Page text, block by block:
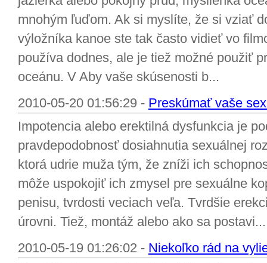
mnohým ľuďom. Ak si myslíte, že si vziať
výložníka kanoe ste tak často vidieť vo
používa dodnes, ale je tiež možné použiť
oceánu. V Aby vaše skúsenosti b...
2010-05-20 01:56:29 - Preskúmať vaše
Impotencia alebo erektilná dysfunkcia je
pravdepodobnosť dosiahnutia sexuálnej
ktorá udrie muža tým, že zníži ich
môže uspokojiť ich zmysel pre sexuálne
penisu, tvrdosti veciach veľa. Tvrdšie
úrovni. Tiež, montáž alebo ako sa postavi...
2010-05-19 01:26:02 - Niekoľko rád na